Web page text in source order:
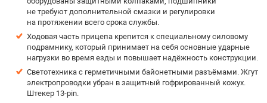
не требуют дополнительной смазки и регулировки
на протяжении всего срока службы.
Ходовая часть прицепа крепится к специальному силовому
подрамнику, который принимает на себя основные ударные
нагрузки во время езды и повышает надёжность конструкции.
Светотехника с герметичными байонетными разъёмами. Жгут
электропроводки убран в защитный гофрированный кожух.
Штекер 13-pin.